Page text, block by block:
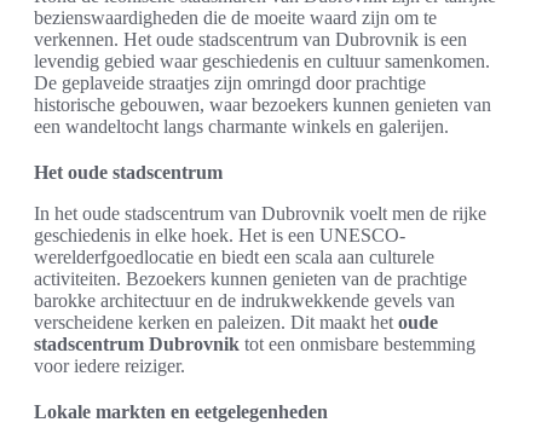
bezienswaardigheden die de moeite waard zijn om te
verkennen. Het oude stadscentrum van Dubrovnik is een
levendig gebied waar geschiedenis en cultuur samenkomen.
De geplaveide straatjes zijn omringd door prachtige
historische gebouwen, waar bezoekers kunnen genieten van
een wandeltocht langs charmante winkels en galerijen.
Het oude stadscentrum
In het oude stadscentrum van Dubrovnik voelt men de rijke
geschiedenis in elke hoek. Het is een UNESCO-
werelderfgoedlocatie en biedt een scala aan culturele
activiteiten. Bezoekers kunnen genieten van de prachtige
barokke architectuur en de indrukwekkende gevels van
verscheidene kerken en paleizen. Dit maakt het oude
stadscentrum Dubrovnik tot een onmisbare bestemming
voor iedere reiziger.
Lokale markten en eetgelegenheden